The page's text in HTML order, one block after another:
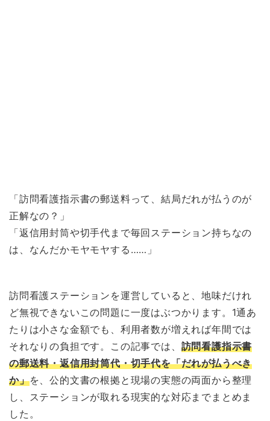
「訪問看護指示書の郵送料って、結局だれが払うのが
正解なの？」
「返信用封筒や切手代まで毎回ステーション持ちなの
は、なんだかモヤモヤする……」
訪問看護ステーションを運営していると、地味だけれ
ど無視できないこの問題に一度はぶつかります。1通あ
たりは小さな金額でも、利用者数が増えれば年間では
それなりの負担です。この記事では、 訪問看護指示書
の郵送料・返信用封筒代・切手代を「だれが払うべき
か」を、公的文書の根拠と現場の実態の両面から整理
し、ステーションが取れる現実的な対応までまとめま
した。